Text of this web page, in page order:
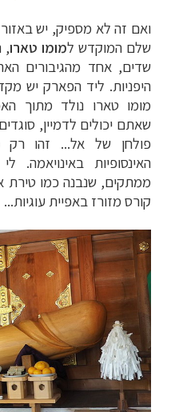
ואם זה לא מספיק, יש
שלם המוקדש למומו טארו,
שדים, אחד מהגיבורים
היפניות. ליד הפארק יש
מומו טארו נולד מתוך
שאתם יכולים לדמיין,
פולחן של אל... זהו רק
האינסופיות באינויאמה.
ממתקים, שנבנה כמו טירת
קורס מזורז באפיית עוגיות...